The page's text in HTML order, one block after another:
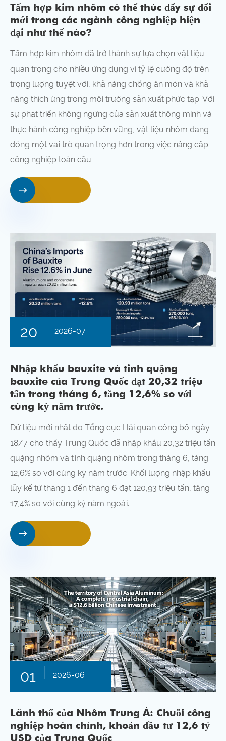
Tấm hợp kim nhôm có thể thúc đẩy sự đổi
mới trong các ngành công nghiệp hiện
đại như thế nào?
Tấm hợp kim nhôm đã trở thành sự lựa chọn vật liệu
quan trọng cho nhiều ứng dụng vì tỷ lệ cường độ trên
trọng lượng tuyệt vời, khả năng chống ăn mòn và khả
năng thích ứng trong môi trường sản xuất phức tạp. Với
sự phát triển không ngừng của sản xuất thông minh và
thực hành công nghiệp bền vững, vật liệu nhôm đang
đóng một vai trò quan trọng hơn trong việc nâng cấp
công nghiệp toàn cầu.

20 2026-07
Nhập khẩu bauxite và tinh quặng
bauxite của Trung Quốc đạt 20,32 triệu
tấn trong tháng 6, tăng 12,6% so với
cùng kỳ năm trước.
Dữ liệu mới nhất do Tổng cục Hải quan công bố ngày
18/7 cho thấy Trung Quốc đã nhập khẩu 20,32 triệu tấn
quặng nhôm và tinh quặng nhôm trong tháng 6, tăng
12,6% so với cùng kỳ năm trước. Khối lượng nhập khẩu
lũy kế từ tháng 1 đến tháng 6 đạt 120,93 triệu tấn, tăng
17,4% so với cùng kỳ năm ngoái.

01 2026-06
Lãnh thổ của Nhôm Trung Á: Chuỗi công
nghiệp hoàn chỉnh, khoản đầu tư 12,6 tỷ
USD của Trung Quốc